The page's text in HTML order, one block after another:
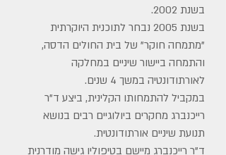
בשנת 2002.
בשנת 2005 נבחר לתוכנית היוקרתית
"מתמחה חוקר" של בית החולים הדסה,
והתמחה ביישור שיניים במחלקה
לאורתודונטיה במשך 4 שנים.
במקביל להתמחותו הקלינית, ביצע ד"ר
רייכנברג מחקרים ביולוגיים רבים בנושא
תנועת שיניים אורתודונטית.
ד"ר רייכנברג מיישם בטיפוליו גישה מודרנית